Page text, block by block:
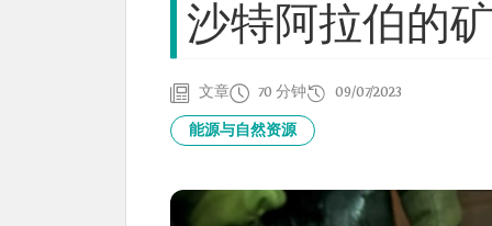
沙特阿拉伯的
文章 70 分钟 09/07/2023
能源与自然资源